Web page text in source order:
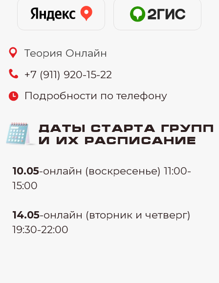
узнать цену
-онлайн (вторник и четверг)
10:00-12:30
27.05-онлайн (понедельник и среда)
19:30-22:00
Связаться: